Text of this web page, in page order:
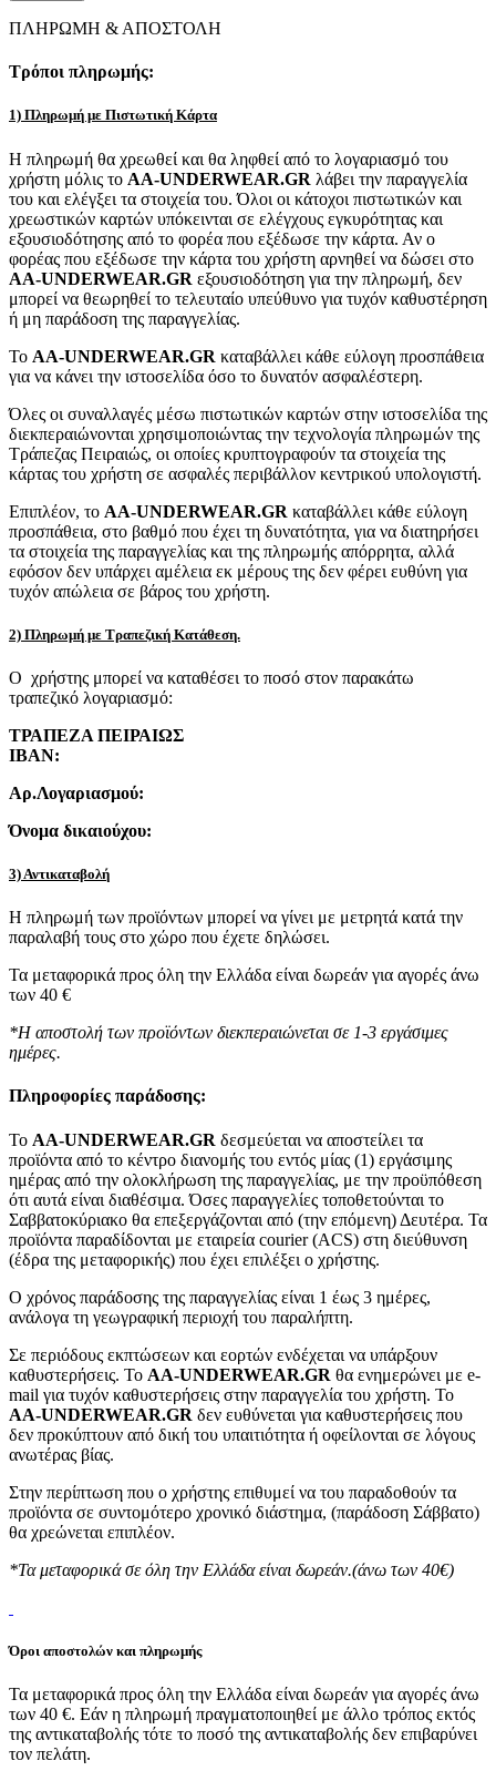
ΠΛΗΡΩΜΗ & ΑΠΟΣΤΟΛΗ
Τρόποι πληρωμής:
1) Πληρωμή με Πιστωτική Κάρτα
Η πληρωμή θα χρεωθεί και θα ληφθεί από το λογαριασμό του
χρήστη μόλις το AA-UNDERWEAR.GR λάβει την παραγγελία
του και ελέγξει τα στοιχεία του. Όλοι οι κάτοχοι πιστωτικών και
χρεωστικών καρτών υπόκεινται σε ελέγχους εγκυρότητας και
εξουσιοδότησης από το φορέα που εξέδωσε την κάρτα. Αν ο
φορέας που εξέδωσε την κάρτα του χρήστη αρνηθεί να δώσει στο
AA-UNDERWEAR.GR εξουσιοδότηση για την πληρωμή, δεν
μπορεί να θεωρηθεί το τελευταίο υπεύθυνο για τυχόν καθυστέρηση
ή μη παράδοση της παραγγελίας.
Το AA-UNDERWEAR.GR καταβάλλει κάθε εύλογη προσπάθεια
για να κάνει την ιστοσελίδα όσο το δυνατόν ασφαλέστερη.
Όλες οι συναλλαγές μέσω πιστωτικών καρτών στην ιστοσελίδα της
διεκπεραιώνονται χρησιμοποιώντας την τεχνολογία πληρωμών της
Τράπεζας Πειραιώς, οι οποίες κρυπτογραφούν τα στοιχεία της
κάρτας του χρήστη σε ασφαλές περιβάλλον κεντρικού υπολογιστή.
Επιπλέον, το AA-UNDERWEAR.GR καταβάλλει κάθε εύλογη
προσπάθεια, στο βαθμό που έχει τη δυνατότητα, για να διατηρήσει
τα στοιχεία της παραγγελίας και της πληρωμής απόρρητα, αλλά
εφόσον δεν υπάρχει αμέλεια εκ μέρους της δεν φέρει ευθύνη για
τυχόν απώλεια σε βάρος του χρήστη.
2) Πληρωμή με Τραπεζική Κατάθεση.
Ο χρήστης μπορεί να καταθέσει το ποσό στον παρακάτω
τραπεζικό λογαριασμό:
ΤΡΑΠΕΖΑ ΠΕΙΡΑΙΩΣ
IBAN:
Αρ.Λογαριασμού:
Όνομα δικαιούχου:
3) Αντικαταβολή
Η πληρωμή των προϊόντων μπορεί να γίνει με μετρητά κατά την
παραλαβή τους στο χώρο που έχετε δηλώσει.
Τα μεταφορικά προς όλη την Ελλάδα είναι δωρεάν για αγορές άνω
των 40 €
*Η αποστολή των προϊόντων διεκπεραιώνεται σε 1-3 εργάσιμες
ημέρες.
Πληροφορίες παράδοσης:
To AA-UNDERWEAR.GR δεσμεύεται να αποστείλει τα
προϊόντα από το κέντρο διανομής του εντός μίας (1) εργάσιμης
ημέρας από την ολοκλήρωση της παραγγελίας, με την προϋπόθεση
ότι αυτά είναι διαθέσιμα. Όσες παραγγελίες τοποθετούνται το
Σαββατοκύριακο θα επεξεργάζονται από (την επόμενη) Δευτέρα. Τα
προϊόντα παραδίδονται με εταιρεία courier (ACS) στη διεύθυνση
(έδρα της μεταφορικής) που έχει επιλέξει ο χρήστης.
Ο χρόνος παράδοσης της παραγγελίας είναι 1 έως 3 ημέρες,
ανάλογα τη γεωγραφική περιοχή του παραλήπτη.
Σε περιόδους εκπτώσεων και εορτών ενδέχεται να υπάρξουν
καθυστερήσεις. Το AA-UNDERWEAR.GR θα ενημερώνει με e-
mail για τυχόν καθυστερήσεις στην παραγγελία του χρήστη. Το
AA-UNDERWEAR.GR δεν ευθύνεται για καθυστερήσεις που
δεν προκύπτουν από δική του υπαιτιότητα ή οφείλονται σε λόγους
ανωτέρας βίας.
Στην περίπτωση που ο χρήστης επιθυμεί να του παραδοθούν τα
προϊόντα σε συντομότερο χρονικό διάστημα, (παράδοση Σάββατο)
θα χρεώνεται επιπλέον.
*Τα μεταφορικά σε όλη την Ελλάδα είναι δωρεάν.(άνω των 40€)
Όροι αποστολών και πληρωμής
Τα μεταφορικά προς όλη την Ελλάδα είναι δωρεάν για αγορές άνω
των 40 €. Εάν η πληρωμή πραγματοποιηθεί με άλλο τρόπος εκτός
της αντικαταβολής τότε το ποσό της αντικαταβολής δεν επιβαρύνει
τον πελάτη.